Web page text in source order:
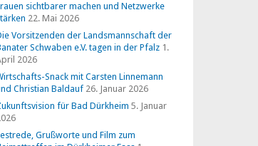
sichtbarer machen und Netzwerke
22. Mai 2026
Vorsitzenden der Landsmannschaft der
Schwaben e.V. tagen in der Pfalz 1.
2026
Snack mit Carsten Linnemann
Christian Baldauf 26. Januar 2026
für Bad Dürkheim 5. Januar
Grußworte und Film zum